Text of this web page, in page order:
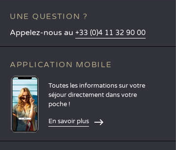
UNE QUESTION ?
Appelez-nous au +33 (0)4 11 32 90 00
APPLICATION MOBILE
Toutes les informations sur votre
séjour directement dans votre
poche !
En savoir plus